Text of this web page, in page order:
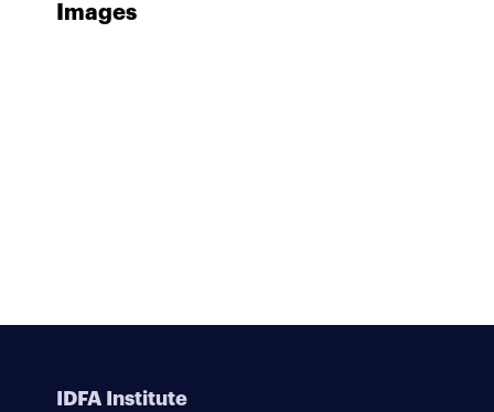
Images
IDFA Institute